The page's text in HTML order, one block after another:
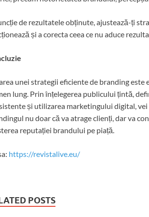
de rezultatele obținute, ajustează-ți
și a corecta ceea ce nu aduce
unei strategii eficiente de branding
lung. Prin înțelegerea publicului țintă,
și utilizarea marketingului digital,
nu doar că va atrage clienți, dar va
reputației brandului pe piață.
https://revistalive.eu/
POSTS